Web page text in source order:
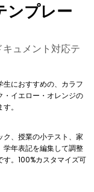
ンプレー
ュメント対応テ
におすすめの、カラフ
・イエロー・オレンジの
。
、授業の小テスト、家
学年表記を編集して調整
。100%カスタマイズ可